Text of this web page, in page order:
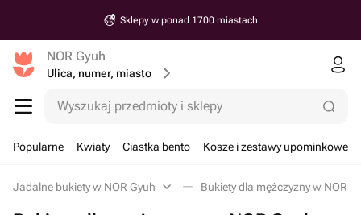
Sklepy w ponad 1700 miastach
NOR Gyuh
Ulica, numer, miasto
Wyszukaj przedmioty i sklepy
Popularne Kwiaty Ciastka bento Kosze i zestawy upominkowe
Jadalne bukiety w NOR Gyuh Bukiety dla mężczyzny w NOR